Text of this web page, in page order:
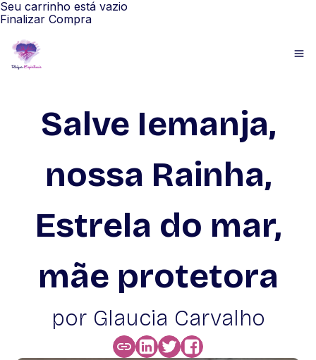
Seu carrinho está vazio
Finalizar Compra
Salve Iemanja,
nossa Rainha,
Estrela do mar,
mãe protetora
por Glaucia Carvalho